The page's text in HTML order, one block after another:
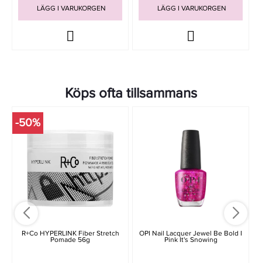
LÄGG I VARUKORGEN LÄGG I VARUKORGEN
Köps ofta tillsammans
-50%
R+Co HYPERLINK Fiber Stretch
Pomade 56g
OPI Nail Lacquer Jewel Be Bold I
Pink It's Snowing